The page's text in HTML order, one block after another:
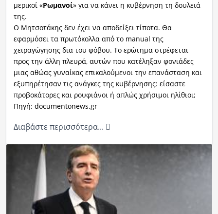
μερικοί «Ρωμανοί» για να κάνει η κυβέρνηση τη δουλειά
της.
Ο Μητσοτάκης δεν έχει να αποδείξει τίποτα. Θα
εφαρμόσει τα πρωτόκολλα από το manual της
χειραγώγησης δια του φόβου. Το ερώτημα στρέφεται
προς την άλλη πλευρά, αυτών που κατέληξαν φονιάδες
μιας αθώας γυναίκας επικαλούμενοι την επανάσταση και
εξυπηρέτησαν τις ανάγκες της κυβέρνησης: είσαστε
προβοκάτορες και ρουφιάνοι ή απλώς χρήσιμοι ηλίθιοι;
Πηγή: documentonews.gr
Διαβάστε περισσότερα...